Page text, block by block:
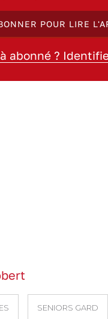
POUR LIRE
abonné ?
SENIORS GARD